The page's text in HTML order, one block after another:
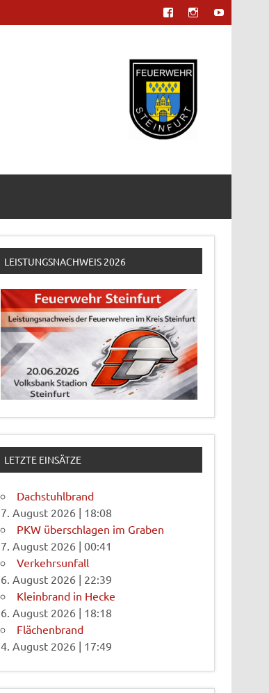
LEISTUNGSNACHWEIS 2026
LETZTE EINSÄTZE
Dachstuhlbrand
7. August 2026 | 18:08
PKW überschlagen im Graben
7. August 2026 |00:41
Verkehrsunfall
6. August 2026 | 22:39
Kleinbrand in Hecke
6. August 2026 | 18:18
Flächenbrand
4. August 2026 | 17:49